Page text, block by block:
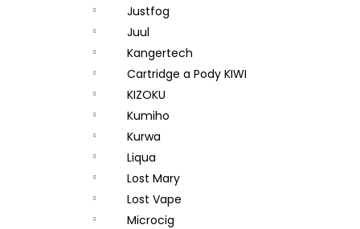
Justfog
Juul
Kangertech
Cartridge a Pody KIWI
KIZOKU
Kumiho
Kurwa
Liqua
Lost Mary
Lost Vape
Microcig